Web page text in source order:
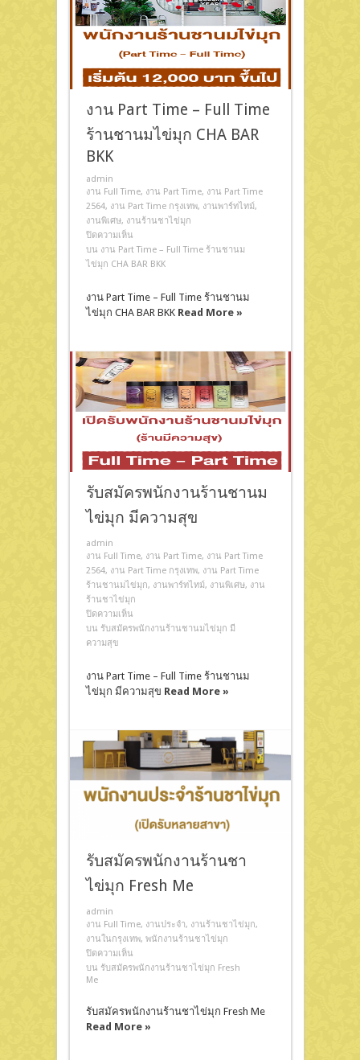
งาน Part Time – Full Time
ร้านชานมไข่มุก CHA BAR
BKK
admin
งาน Full Time, งาน Part Time, งาน Part Time
2564, งาน Part Time กรุงเทพ, งานพาร์ทไทม์,
งานพิเศษ, งานร้านชาไข่มุก
ปิดความเห็น
บน งาน Part Time – Full Time ร้านชานม
ไข่มุก CHA BAR BKK
งาน Part Time – Full Time ร้านชานม
ไข่มุก CHA BAR BKK Read More »
รับสมัครพนักงานร้านชานม
ไข่มุก มีความสุข
admin
งาน Full Time, งาน Part Time, งาน Part Time
2564, งาน Part Time กรุงเทพ, งาน Part Time
ร้านชานมไข่มุก, งานพาร์ทไทม์, งานพิเศษ, งาน
ร้านชาไข่มุก
ปิดความเห็น
บน รับสมัครพนักงานร้านชานมไข่มุก มี
ความสุข
งาน Part Time – Full Time ร้านชานม
ไข่มุก มีความสุข Read More »
รับสมัครพนักงานร้านชา
ไข่มุก Fresh Me
admin
งาน Full Time, งานประจำ, งานร้านชาไข่มุก,
งานในกรุงเทพ, พนักงานร้านชาไข่มุก
ปิดความเห็น
บน รับสมัครพนักงานร้านชาไข่มุก Fresh
Me
รับสมัครพนักงานร้านชาไข่มุก Fresh Me
Read More »